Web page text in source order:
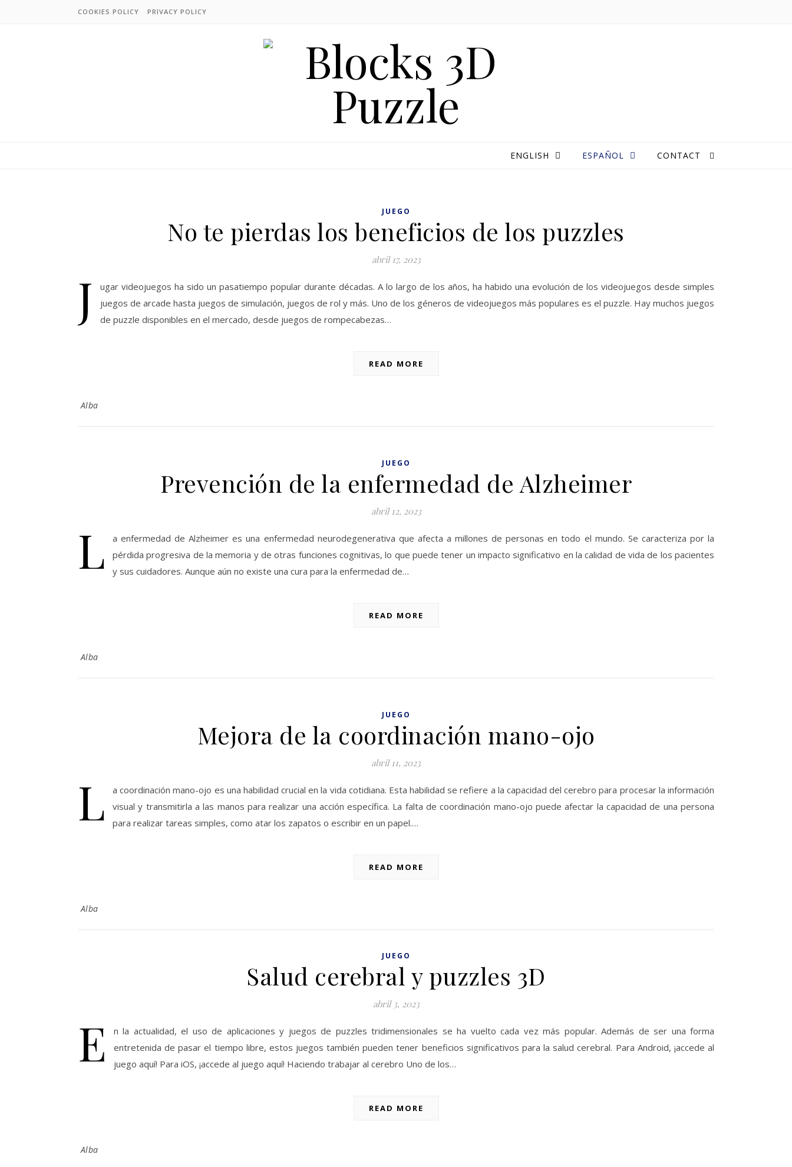
COOKIES POLICY PRIVACY POLICY
ENGLISH ESPAÑOL CONTACT
JUEGO
No te pierdas los beneficios de los puzzles
abril 17, 2023
J
ugar videojuegos ha sido un pasatiempo popular durante décadas. A lo largo de los años, ha habido una evolución de los videojuegos desde simples
juegos de arcade hasta juegos de simulación, juegos de rol y más. Uno de los géneros de videojuegos más populares es el puzzle. Hay muchos juegos
de puzzle disponibles en el mercado, desde juegos de rompecabezas…
READ MORE
Alba
JUEGO
Prevención de la enfermedad de Alzheimer
abril 12, 2023
L
a enfermedad de Alzheimer es una enfermedad neurodegenerativa que afecta a millones de personas en todo el mundo. Se caracteriza por la
pérdida progresiva de la memoria y de otras funciones cognitivas, lo que puede tener un impacto significativo en la calidad de vida de los pacientes
y sus cuidadores. Aunque aún no existe una cura para la enfermedad de…
READ MORE
Alba
JUEGO
Mejora de la coordinación mano-ojo
abril 11, 2023
L
a coordinación mano-ojo es una habilidad crucial en la vida cotidiana. Esta habilidad se refiere a la capacidad del cerebro para procesar la información
visual y transmitirla a las manos para realizar una acción específica. La falta de coordinación mano-ojo puede afectar la capacidad de una persona
para realizar tareas simples, como atar los zapatos o escribir en un papel.…
READ MORE
Alba
JUEGO
Salud cerebral y puzzles 3D
abril 3, 2023
E
n la actualidad, el uso de aplicaciones y juegos de puzzles tridimensionales se ha vuelto cada vez más popular. Además de ser una forma
entretenida de pasar el tiempo libre, estos juegos también pueden tener beneficios significativos para la salud cerebral. Para Android, ¡accede al
juego aquí! Para iOS, ¡accede al juego aquí! Haciendo trabajar al cerebro Uno de los…
READ MORE
Alba